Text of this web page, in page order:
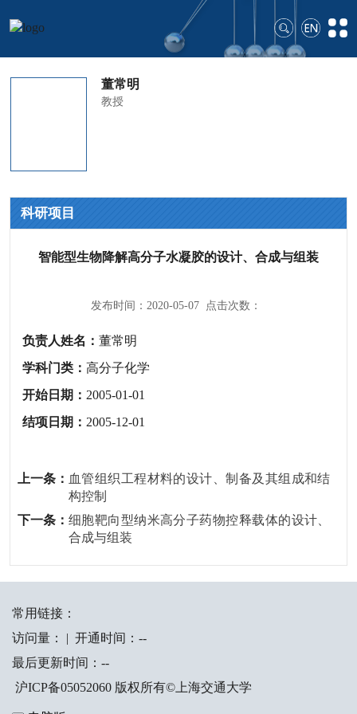
董常明
教授
科研项目
智能型生物降解高分子水凝胶的设计、合成与组装
发布时间：2020-05-07 点击次数：
负责人姓名：董常明
学科门类：高分子化学
开始日期： 2005-01-01
结项日期： 2005-12-01
上一条： 血管组织工程材料的设计、制备及其组成和结
构控制
下一条： 细胞靶向型纳米高分子药物控释载体的设计、
合成与组装
常用链接：
访问量：
| 开通时间： --
最后更新时间： --
沪ICP备05052060 版权所有©上海交通大学